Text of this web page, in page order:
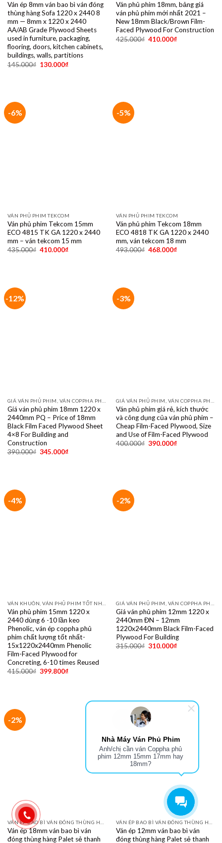
Ván ép 8mm ván bao bì ván đóng
thùng hàng Sofa 1220 x 2440 8
mm — 8mm x 1220 x 2440
AA/AB Grade Plywood Sheets
used in furniture, packaging,
flooring, doors, kitchen cabinets,
buildings, walls, partitions
145.000₫ 130.000₫
Ván phủ phim 18mm, bảng giá
ván phủ phim mới nhất 2021 –
New 18mm Black/Brown Film-
Faced Plywood For Construction
425.000₫ 410.000₫
-6%
VÁN PHỦ PHIM TEKCOM
Ván phủ phim Tekcom 15mm
ECO 4815 TK GA 1220 x 2440
mm – ván tekcom 15 mm
435.000₫ 410.000₫
-5%
VÁN PHỦ PHIM TEKCOM
Ván phủ phim Tekcom 18mm
ECO 4818 TK GA 1220 x 2440
mm, ván tekcom 18 mm
493.000₫ 468.000₫
-12%
Giá ván phủ phim 18mm 1220 x
2440mm PQ – Price of 18mm
Black Film Faced Plywood Sheet
4×8 For Building and
Construction
390.000₫ 345.000₫
-3%
Ván phủ phim giá rẻ, kích thước
và công dụng của ván phủ phim –
Cheap Film-Faced Plywood, Size
and Use of Film-Faced Plywood
400.000₫ 390.000₫
-4%
Ván phủ phim 15mm 1220 x
2440 dùng 6 -10 lần keo
Phenolic, ván ép coppha phủ
phim chất lượng tốt nhất-
15x1220x2440mm Phenolic
Film-Faced Plywood for
Concreting, 6-10 times Reused
415.000₫ 399.800₫
-2%
Giá ván phủ phim 12mm 1220 x
2440mm ĐN – 12mm
1220x2440mm Black Film-Faced
Plywood For Building
315.000₫ 310.000₫
-2%
Ván ép 18mm ván bao bì ván
đóng thùng hàng Palet sẻ thanh
-8%
Ván ép 12mm ván bao bì ván
đóng thùng hàng Palet sẻ thanh
LVL Sofa 1220 x 2440 12 mm —
12 mm x 1220 x 2440 LVL, Sofa,
AB/BC Grade Plywood used in
furniture, packaging, flooring,
doors, kitchen cabinets
185.000 ₫
Nhà Máy Ván Phủ Phim
Anh/chị cần ván Coppha phủ
phim 12mm 15mm 17mm hay
18mm?